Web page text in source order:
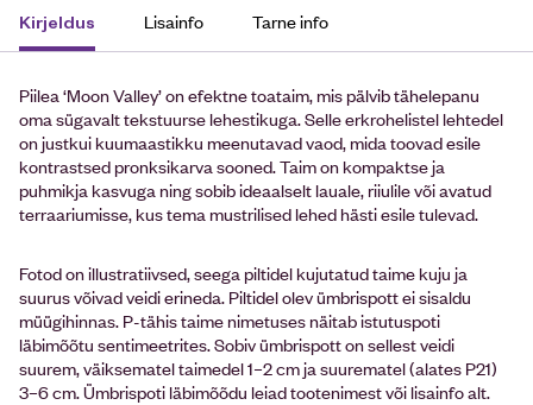
Kirjeldus Lisainfo Tarne info
Piilea ‘Moon Valley’ on efektne toataim, mis pälvib tähelepanu
oma sügavalt tekstuurse lehestikuga. Selle erkrohelistel lehtedel
on justkui kuumaastikku meenutavad vaod, mida toovad esile
kontrastsed pronksikarva sooned. Taim on kompaktse ja
puhmikja kasvuga ning sobib ideaalselt lauale, riiulile või avatud
terraariumisse, kus tema mustrilised lehed hästi esile tulevad.
Fotod on illustratiivsed, seega piltidel kujutatud taime kuju ja
suurus võivad veidi erineda. Piltidel olev ümbrispott ei sisaldu
müügihinnas. P-tähis taime nimetuses näitab istutuspoti
läbimõõtu sentimeetrites. Sobiv ümbrispott on sellest veidi
suurem, väiksematel taimedel 1–2 cm ja suurematel (alates P21)
3–6 cm. Ümbrispoti läbimõõdu leiad tootenimest või lisainfo alt.